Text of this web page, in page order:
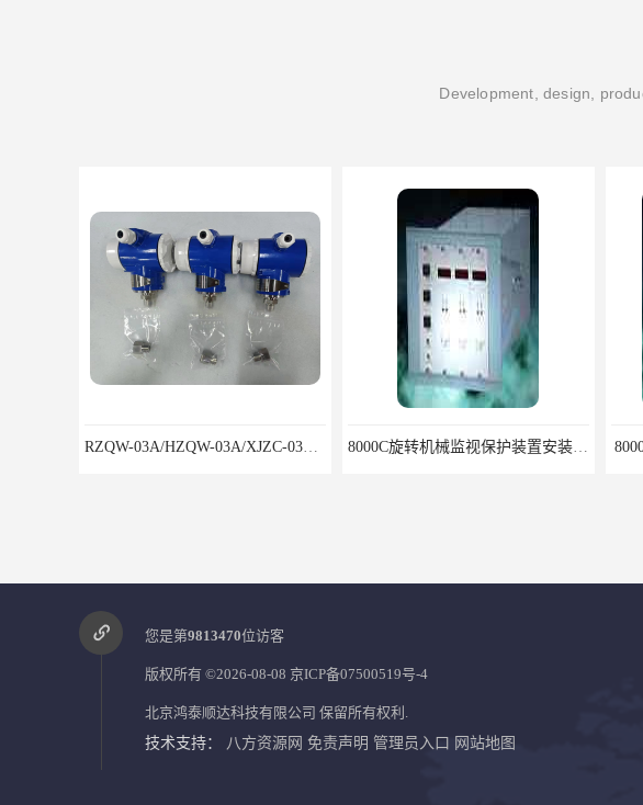
Development, design,
8000C旋转机械监视保护装置安装包装运输调试注意问题 8000/01仪表机箱鸿泰产品货真价实
8000/061偏心监视仪鸿泰产品工艺严谨
您是第9813470位访客
版权所有 ©2026-08-08 京ICP备07500519号-4
北京鸿泰顺达科技有限公司 保留所有权利.
技术支持： 八方资源网 免责声明 管理员入口 网站地图